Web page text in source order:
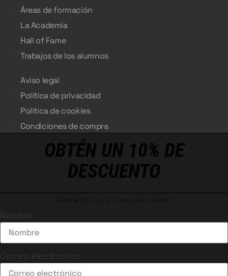
Áreas de formación
La Academia
Hall of Fame
Trabajos de los alumnos
Aviso legal
Política de privacidad
Política de cookies
Condiciones de compra
OBTÉN UN 10% DE
DESCUENTO
PROMETO NO ENVIAR SPAM
Nombre
Correo electrónico